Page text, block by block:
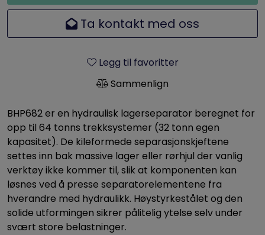
Ta kontakt med oss
Legg til favoritter
Sammenlign
BHP682 er en hydraulisk lagerseparator beregnet for
opp til 64 tonns trekksystemer (32 tonn egen
kapasitet). De kileformede separasjonskjeftene
settes inn bak massive lager eller rørhjul der vanlig
verktøy ikke kommer til, slik at komponenten kan
løsnes ved å presse separatorelementene fra
hverandre med hydraulikk. Høystyrkestålet og den
solide utformingen sikrer pålitelig ytelse selv under
svært store belastninger.